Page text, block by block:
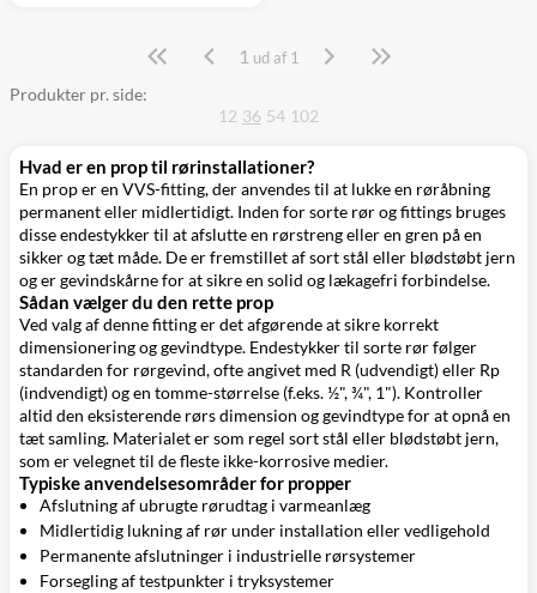
Side
1 ud af 1
Produkter pr. side:
12 36 54 102
Hvad er en prop til rørinstallationer?
En prop er en VVS-fitting, der anvendes til at lukke en røråbning
permanent eller midlertidigt. Inden for sorte rør og fittings bruges
disse endestykker til at afslutte en rørstreng eller en gren på en
sikker og tæt måde. De er fremstillet af sort stål eller blødstøbt jern
og er gevindskårne for at sikre en solid og lækagefri forbindelse.
Sådan vælger du den rette prop
Ved valg af denne fitting er det afgørende at sikre korrekt
dimensionering og gevindtype. Endestykker til sorte rør følger
standarden for rørgevind, ofte angivet med R (udvendigt) eller Rp
(indvendigt) og en tomme-størrelse (f.eks. ½", ¾", 1"). Kontroller
altid den eksisterende rørs dimension og gevindtype for at opnå en
tæt samling. Materialet er som regel sort stål eller blødstøbt jern,
som er velegnet til de fleste ikke-korrosive medier.
Typiske anvendelsesområder for propper
Afslutning af ubrugte rørudtag i varmeanlæg
Midlertidig lukning af rør under installation eller vedligehold
Permanente afslutninger i industrielle rørsystemer
Forsegling af testpunkter i tryksystemer